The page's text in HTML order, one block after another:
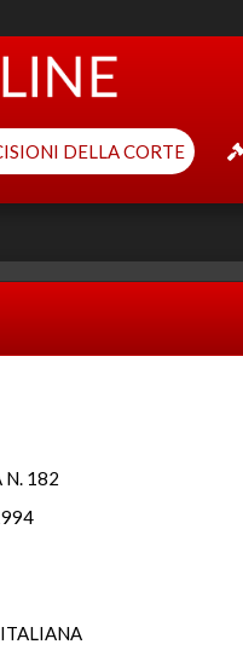
DELLA CORTE
N. 182